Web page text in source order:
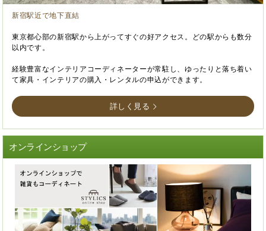
新宿駅近で地下直結
東京都心部の新宿駅から上がってすぐの好アクセス。どの駅からも数分
以内です。
経験豊富なインテリアコーディネーターが常駐し、ゆったりと落ち着い
て家具・インテリアの購入・レンタルの申込ができます。
詳しく見る
オンラインショップ